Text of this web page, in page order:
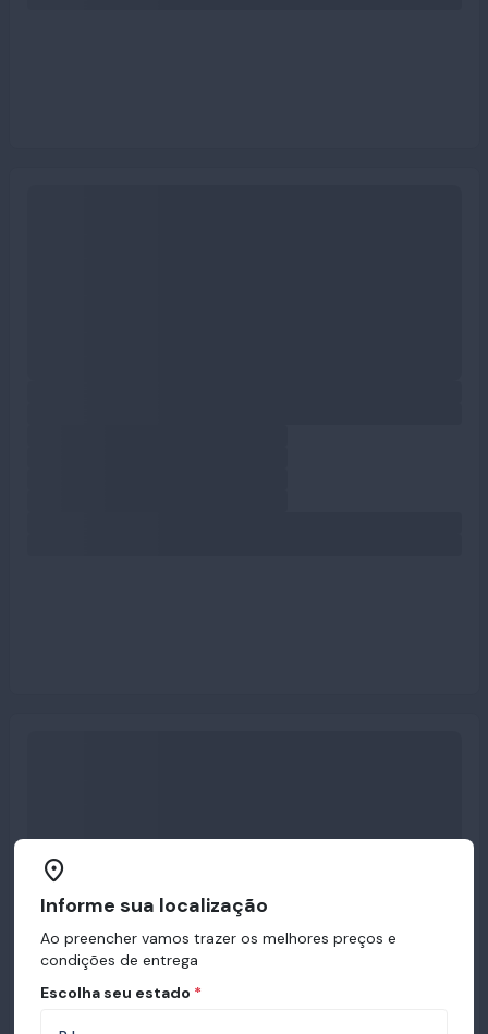
Informe sua localização
Ao preencher vamos trazer os melhores preços e
condições de entrega
Escolha seu estado *